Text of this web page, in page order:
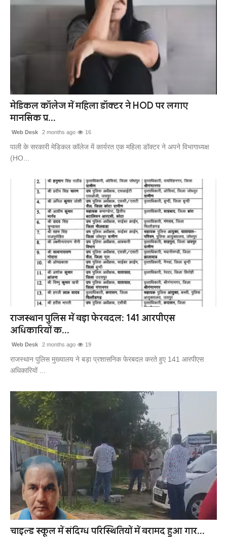
मेडिकल कॉलेज में महिला डॉक्टर ने HOD पर लगाए
मानसिक प्र...
Web Desk 2 months ago 16
पाली के सरकारी मेडिकल कॉलेज में कार्यरत एक महिला डॉक्टर ने अपने विभागाध्यक्ष
(HO...
राजस्थान पुलिस में बड़ा फेरबदल: 141 आरपीएस
अधिकारियों क...
Web Desk 2 months ago 19
राजस्थान पुलिस मुख्यालय ने बड़ा प्रशासनिक फेरबदल करते हुए 141 आरपीएस
अधिकारियों ...
चाइल्ड स्कूल में संदिग्ध परिस्थितियों में बरामद हुआ गार...